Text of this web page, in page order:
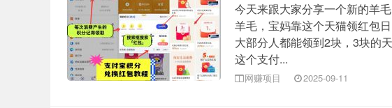
今天来跟大家分享一个新的羊
羊毛，宝妈靠这个天猫领红包
大部分人都能领到2块，3块的
这个支付...
网赚项目 2025-09-11